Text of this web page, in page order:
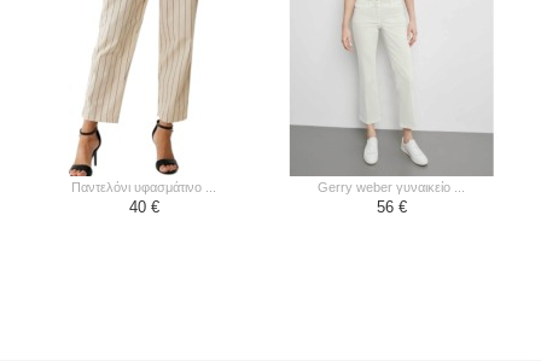
παντελόνι υφασμάτινο ...
40 €
gerry weber γυναικείο ...
56 €